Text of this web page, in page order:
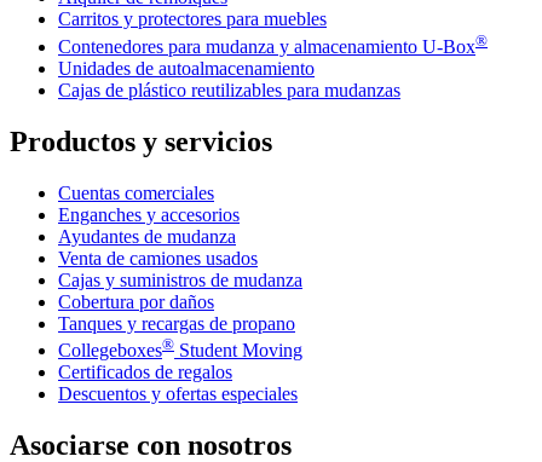
Carritos y protectores para muebles
Contenedores para mudanza y almacenamiento U-Box®
Unidades de autoalmacenamiento
Cajas de plástico reutilizables para mudanzas
Productos y servicios
Cuentas comerciales
Enganches y accesorios
Ayudantes de mudanza
Venta de camiones usados
Cajas y suministros de mudanza
Cobertura por daños
Tanques y recargas de propano
Collegeboxes® Student Moving
Certificados de regalos
Descuentos y ofertas especiales
Asociarse con nosotros